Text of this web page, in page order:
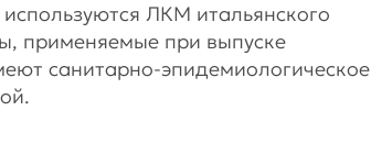
ЛКМ итальянского
применяемые при выпуске
санитарно-эпидемиологическое